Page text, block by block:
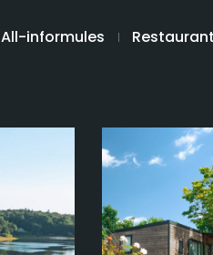
All-informules